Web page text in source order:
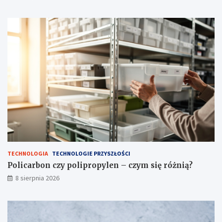
y
ę
r
ó
ż
n
i
ą
?
TECHNOLOGIA TECHNOLOGIE PRZYSZŁOŚCI
Policarbon czy polipropylen – czym się różnią?
8 sierpnia 2026